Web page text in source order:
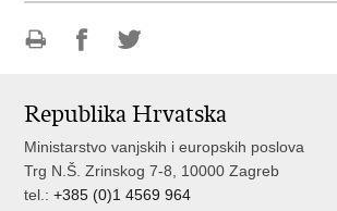
Facebooku
Twitteru
Republika Hrvatska
Ministarstvo vanjskih i europskih poslova
Trg N.Š. Zrinskog 7-8, 10000 Zagreb
tel.:+385 (0)1 4569 964